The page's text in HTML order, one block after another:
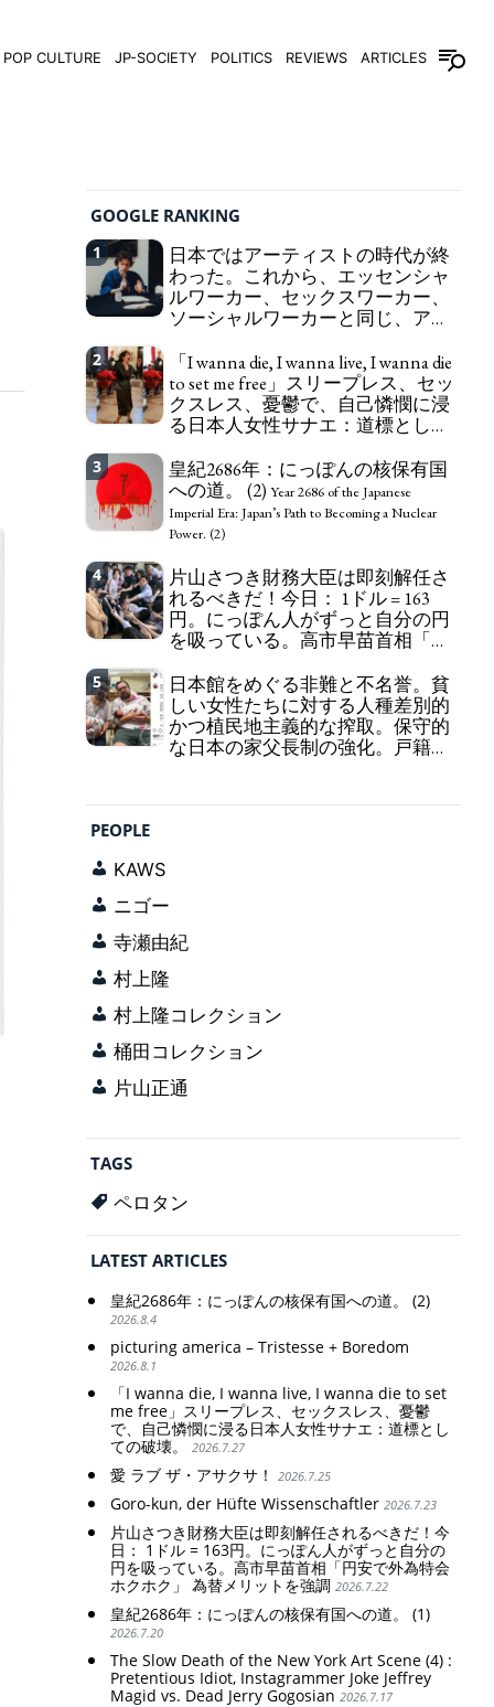
POP CULTURE JP-SOCIETY POLITICS REVIEWS ARTICLES
GOOGLE RANKING
1
日本ではアーティストの時代が終
わった。これから、エッセンシャ
ルワーカー、セックスワーカー、
ソーシャルワーカーと同じ、アー
in Japan the word "artist" into the word "Art
Worker" (similar to "Essential Worker", "Sex Worker"
or "Social Worker")
2
「I wanna die, I wanna live, I wanna die
to set me free」スリープレス、セッ
クスレス、憂鬱で、自己憐憫に浸
る日本人女性サナエ：道標として
die to set me free" - Sanae, a Japanese woman who
is sleepless, sexless, depressive and wallowing in
self-pity: destruction as a guidepost.
3
皇紀2686年：にっぽんの核保有国
への道。 (2) Year 2686 of the Japanese
Imperial Era: Japan’s Path to Becoming a Nuclear
Power. (2)
4
片山さつき財務大臣は即刻解任さ
れるべきだ！今日： 1ドル = 163
円。にっぽん人がずっと自分の円
を吸っている。高市早苗首相「円
ットを強調 Finance Minister KATAYAMA
Satsuki should be fired immediately! Today: 1 US$ =
163 Yen. The Japanese Have Long Been Draining
Their Own Yen. Prime Minister TAKAICHI
5
日本館をめぐる非難と不名誉。貧
しい女性たちに対する人種差別的
かつ植民地主義的な搾取。保守的
な日本の家父長制の強化。戸籍制
PEOPLE
KAWS
ニゴー
寺瀬由紀
村上隆
村上隆コレクション
桶田コレクション
片山正通
TAGS
ペロタン
LATEST ARTICLES
皇紀2686年：にっぽんの核保有国への道。 (2)
2026.8.4
picturing america – Tristesse + Boredom
2026.8.1
「I wanna die, I wanna live, I wanna die to set
me free」スリープレス、セックスレス、憂鬱
で、自己憐憫に浸る日本人女性サナエ：道標とし
ての破壊。
2026.7.27
愛 ラブ ザ・アサクサ！ 2026.7.25
Goro-kun, der Hüfte Wissenschaftler 2026.7.23
片山さつき財務大臣は即刻解任されるべきだ！今
日： 1ドル = 163円。にっぽん人がずっと自分の
円を吸っている。高市早苗首相「円安で外為特会
ホクホク」 為替メリットを強調 2026.7.22
皇紀2686年：にっぽんの核保有国への道。 (1)
2026.7.20
The Slow Death of the New York Art Scene (4) :
Pretentious Idiot, Instagrammer Joke Jeffrey
Magid vs. Dead Jerry Gogosian 2026.7.17